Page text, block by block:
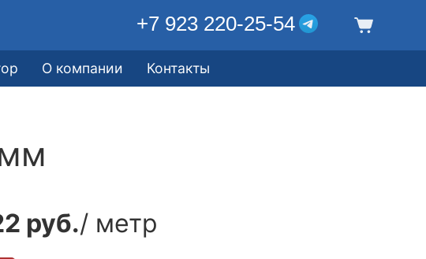
+7 923 220-25-54
О компании Контакты
руб./ метр